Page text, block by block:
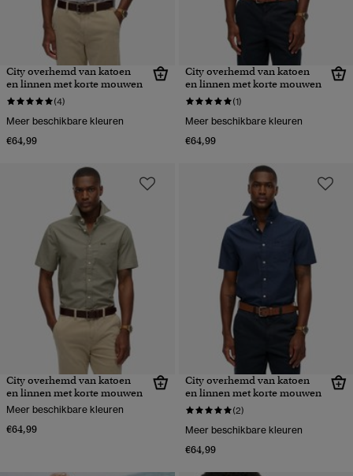
City overhemd van katoen
en linnen met korte mouwen
(4)
Meer beschikbare kleuren
€64,99
City overhemd van katoen
en linnen met korte mouwen
(1)
Meer beschikbare kleuren
€64,99
City overhemd van katoen
en linnen met korte mouwen
Meer beschikbare kleuren
€64,99
City overhemd van katoen
en linnen met korte mouwen
(2)
Meer beschikbare kleuren
€64,99